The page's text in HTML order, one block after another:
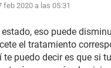
feb 2020 a las 05:31
estado, eso puede
el tratamiento
te puedo decir es que si